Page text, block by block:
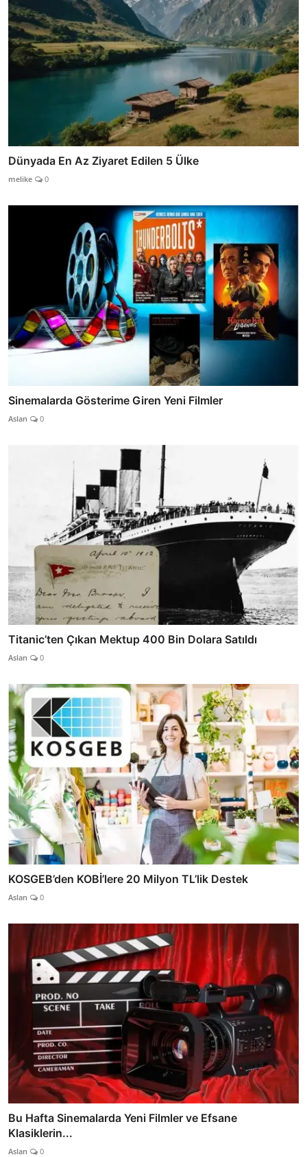
Dünyada En Az Ziyaret Edilen 5 Ülke
melike 0
Sinemalarda Gösterime Giren Yeni Filmler
Aslan 0
Titanic’ten Çıkan Mektup 400 Bin Dolara Satıldı
Aslan 0
KOSGEB’den KOBİ’lere 20 Milyon TL’lik Destek
Aslan 0
Bu Hafta Sinemalarda Yeni Filmler ve Efsane
Klasiklerin...
Aslan 0